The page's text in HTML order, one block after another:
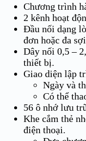
Chương trình
2 kênh hoạt
Đầu nối dạng
đơn hoặc đa
Dây nối 0,5 –
thiết bị.
Giao diện lập
Ngày và
Có thể
56 ô nhớ lưu
Khe cắm thẻ
điện thoại.